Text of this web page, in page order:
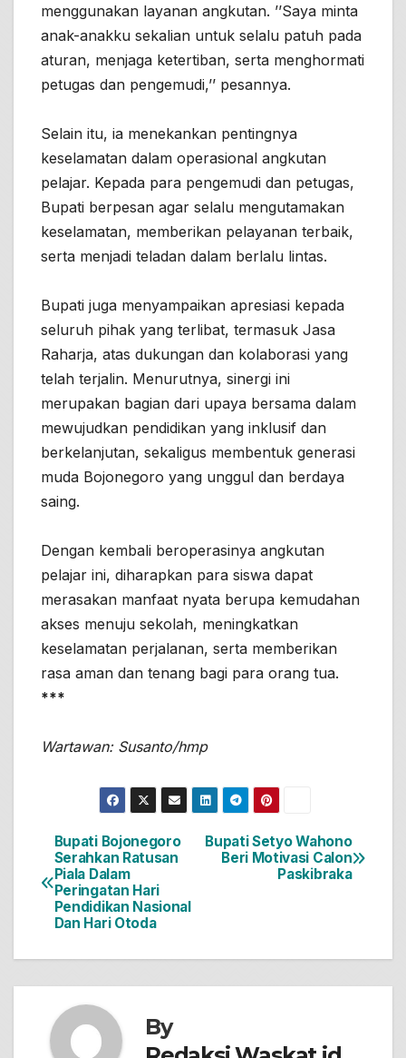
menggunakan layanan angkutan. ’’Saya minta
anak-anakku sekalian untuk selalu patuh pada
aturan, menjaga ketertiban, serta menghormati
petugas dan pengemudi,’’ pesannya.
Selain itu, ia menekankan pentingnya
keselamatan dalam operasional angkutan
pelajar. Kepada para pengemudi dan petugas,
Bupati berpesan agar selalu mengutamakan
keselamatan, memberikan pelayanan terbaik,
serta menjadi teladan dalam berlalu lintas.
Bupati juga menyampaikan apresiasi kepada
seluruh pihak yang terlibat, termasuk Jasa
Raharja, atas dukungan dan kolaborasi yang
telah terjalin. Menurutnya, sinergi ini
merupakan bagian dari upaya bersama dalam
mewujudkan pendidikan yang inklusif dan
berkelanjutan, sekaligus membentuk generasi
muda Bojonegoro yang unggul dan berdaya
saing.
Dengan kembali beroperasinya angkutan
pelajar ini, diharapkan para siswa dapat
merasakan manfaat nyata berupa kemudahan
akses menuju sekolah, meningkatkan
keselamatan perjalanan, serta memberikan
rasa aman dan tenang bagi para orang tua.
***
Wartawan: Susanto/hmp
Navigasi
pos
Bupati Setyo Wahono
Beri Motivasi Calon
Paskibraka
Bupati Bojonegoro
Serahkan Ratusan
Piala Dalam
Peringatan Hari
Pendidikan Nasional
Dan Hari Otoda
By